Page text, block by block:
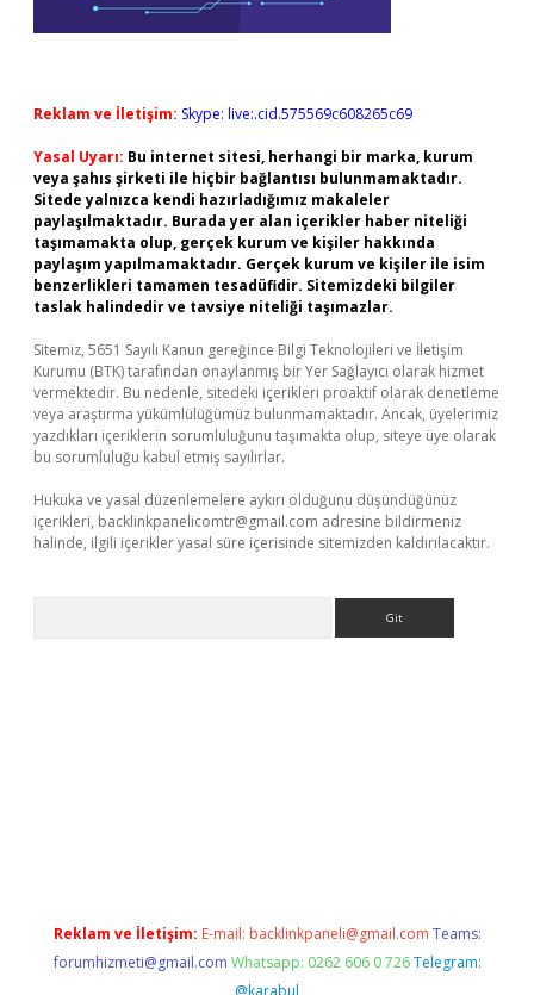
Reklam ve İletişim: Skype: live:.cid.575569c608265c69
Yasal Uyarı: Bu internet sitesi, herhangi bir marka, kurum
veya şahıs şirketi ile hiçbir bağlantısı bulunmamaktadır.
Sitede yalnızca kendi hazırladığımız makaleler
paylaşılmaktadır. Burada yer alan içerikler haber niteliği
taşımamakta olup, gerçek kurum ve kişiler hakkında
paylaşım yapılmamaktadır. Gerçek kurum ve kişiler ile isim
benzerlikleri tamamen tesadüfidir. Sitemizdeki bilgiler
taslak halindedir ve tavsiye niteliği taşımazlar.
Sitemiz, 5651 Sayılı Kanun gereğince Bilgi Teknolojileri ve İletişim
Kurumu (BTK) tarafından onaylanmış bir Yer Sağlayıcı olarak hizmet
vermektedir. Bu nedenle, sitedeki içerikleri proaktif olarak denetleme
veya araştırma yükümlülüğümüz bulunmamaktadır. Ancak, üyelerimiz
yazdıkları içeriklerin sorumluluğunu taşımakta olup, siteye üye olarak
bu sorumluluğu kabul etmiş sayılırlar.
Hukuka ve yasal düzenlemelere aykırı olduğunu düşündüğünüz
içerikleri, backlinkpanelicomtr@gmail.com adresine bildirmeniz
halinde, ilgili içerikler yasal süre içerisinde sitemizden kaldırılacaktır.
Reklam ve İletişim: E-mail: backlinkpaneli@gmail.com Teams:
forumhizmeti@gmail.com Whatsapp: 0262 606 0 726 Telegram:
@karabul